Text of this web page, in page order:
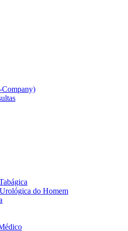
do Homem